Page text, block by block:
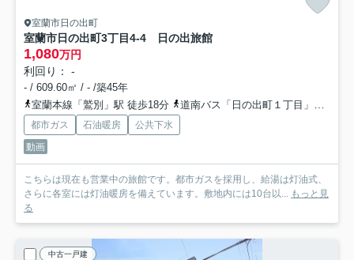
室蘭市日の出町
室蘭市日の出町3丁目4-4 日の出旅館
1,080万円
利回り： -
- / 609.60㎡ / - /築45年
室蘭本線「鷲別」駅 徒歩18分
道南バス「日の出町１丁目」バス停下車 徒歩3分
都市ガス 石油暖房
公共下水
動画
こちらは現在も営業中の旅館です。都市ガスを採用し、給湯は灯油式、
さらに各室には灯油暖房を備えています。敷地内には10台以... もっと見
る
中古一戸建